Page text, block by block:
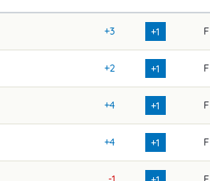
+3 +1 F
+2 +1 F
+4 +1 F
+4 +1 F
-1 F